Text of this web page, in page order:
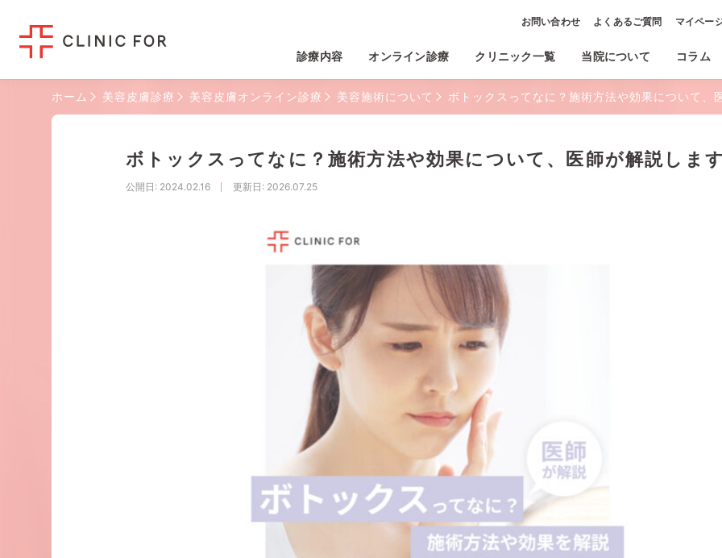
診療内容 オンライン診療 クリニック一覧 当院について コラム
お問い合わせ よくあるご質問 マイペー
ホーム 美容皮膚診療 美容皮膚オンライン診療 美容施術について ボトックスってなに？施術方法や効果について、
ボトックスってなに？施術方法や効果について、医師が解説します
公開日 : 2024.02.16 更新日 : 2026.07.25